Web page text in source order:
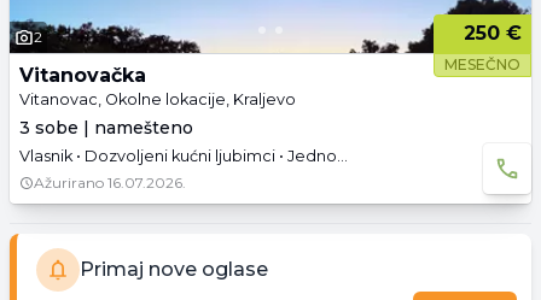
2 250 €
MESEČNO
Vitanovačka
Vitanovac, Okolne lokacije, Kraljevo
3 sobe | namešteno
Vlasnik • Dozvoljeni kućni ljubimci • Jednoetažna • Podrum • Tavan • Parking • Dozvoljeno pušenje • Useljivo
Ažurirano 16.07.2026.
Primaj nove oglase